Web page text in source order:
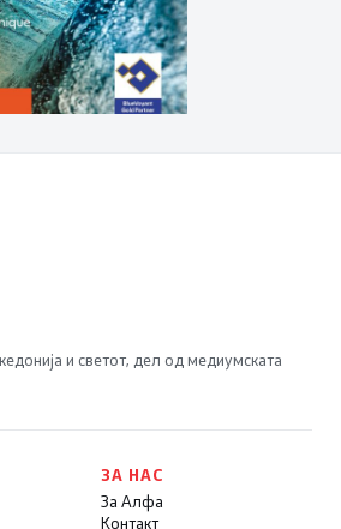
и светот, дел од медиумската
ЗА НАС
За Алфа
Контакт